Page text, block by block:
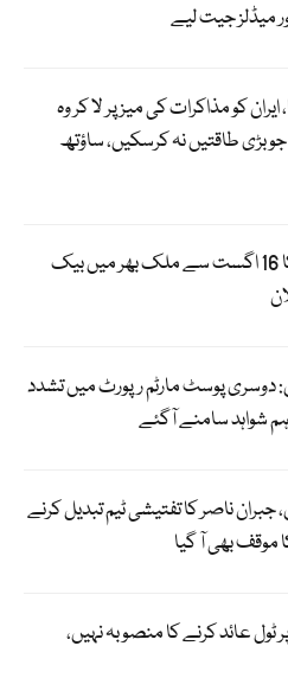
میڈلز جیت لیے
کو مذاکرات کی میز پر لا کر وہ
جو بڑی طاقتیں نہ کرسکیں، ساؤتھ
جماعت اسلامی کا 16 اگست سے ملک بھر میں بیک
پوسٹ مارٹم رپورٹ میں تشدد
شواہد سامنے آگئے
ناصر کا تفتیشی ٹیم تبدیل کرنے
موقف بھی آ گیا
پر ٹول عائد کرنے کا منصوبہ نہیں،